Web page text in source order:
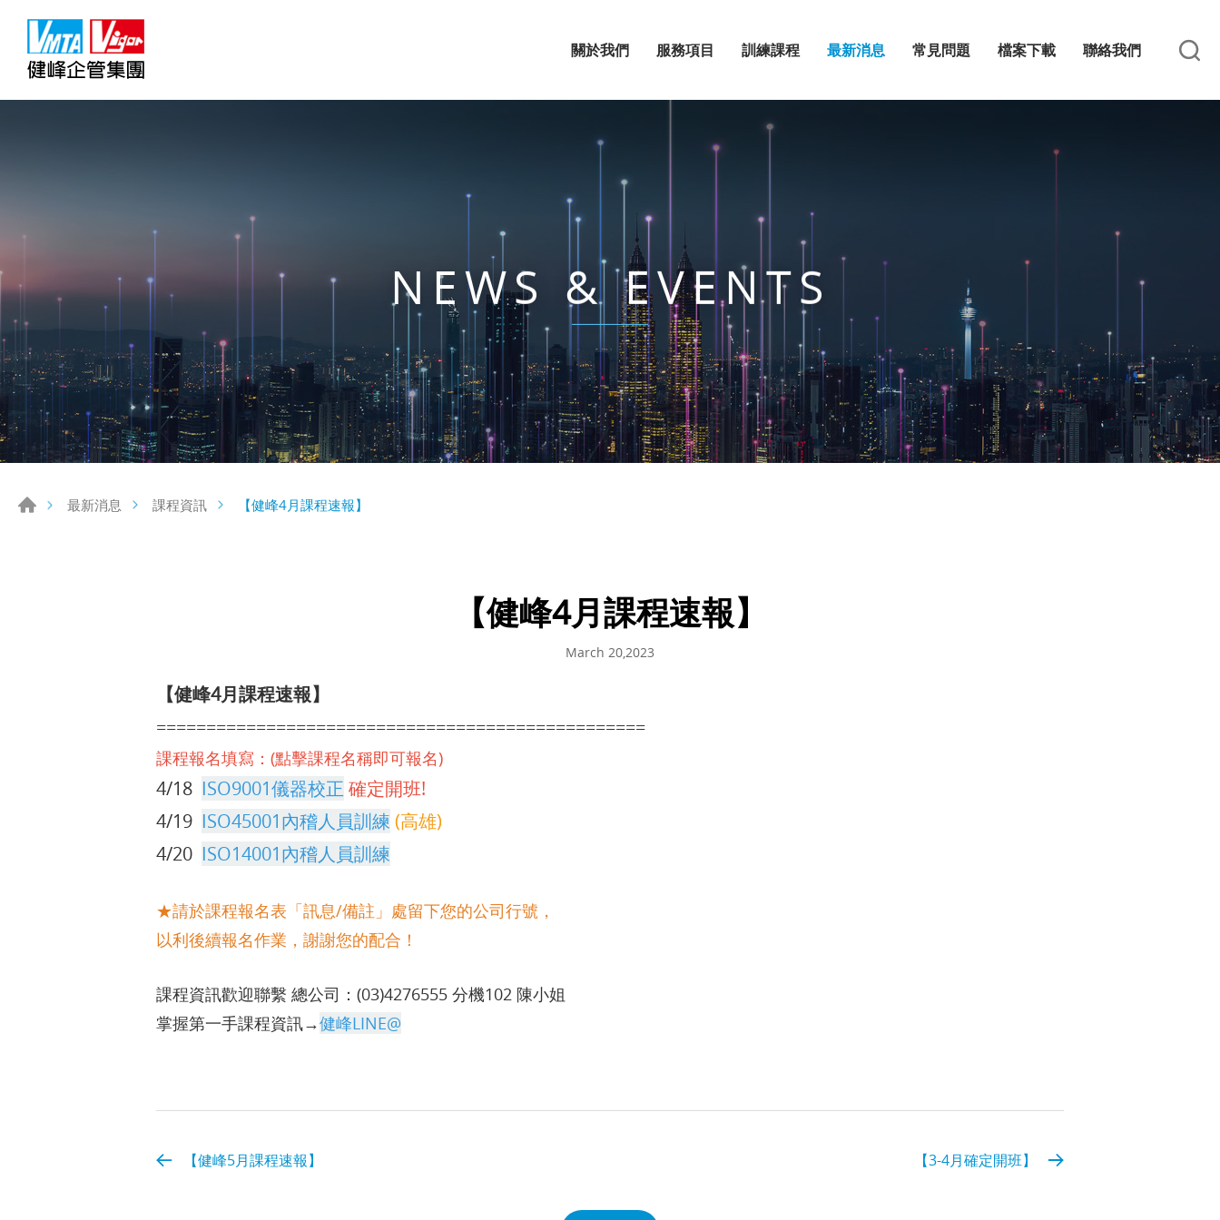
關於我們 服務項目 訓練課程 最新消息 常見問題 檔案下載 聯絡我們
NEWS & EVENTS
最新消息 課程資訊 【健峰4月課程速報】
【健峰4月課程速報】
March 20,2023
【健峰4月課程速報】
=================================================
課程報名填寫：(點擊課程名稱即可報名)
4/18 ISO9001儀器校正 確定開班!
4/19 ISO45001內稽人員訓練 (高雄)
4/20 ISO14001內稽人員訓練
★請於課程報名表「訊息/備註」處留下您的公司行號，
以利後續報名作業，謝謝您的配合！
課程資訊歡迎聯繫 總公司：(03)4276555 分機102 陳小姐
掌握第一手課程資訊→健峰LINE@
【健峰5月課程速報】 【3-4月確定開班】